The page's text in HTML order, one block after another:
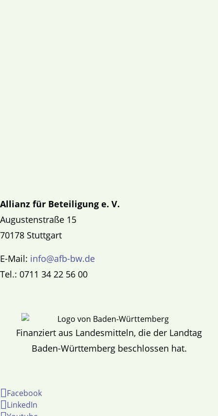
Allianz für Beteiligung e. V.
Augustenstraße 15
70178 Stuttgart
E-Mail: info@afb-bw.de
Tel.: 0711 34 22 56 00
Finanziert aus Landesmitteln, die der Landtag
Baden-Württemberg beschlossen hat.
Facebook
LinkedIn